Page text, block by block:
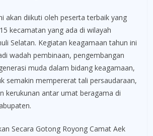
akan diikuti oleh peserta terbaik yang
kecamatan yang ada di wilayah
Selatan. Kegiatan keagamaan tahun ini
wadah pembinaan, pengembangan
muda dalam bidang keagamaan,
semakin mempererat tali persaudaraan,
kerukunan antar umat beragama di
Secara Gotong Royong Camat Aek